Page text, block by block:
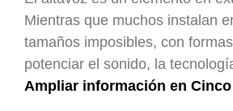
Mientras que muchos instalan
tamaños imposibles, con
potenciar el sonido, la
Ampliar información en